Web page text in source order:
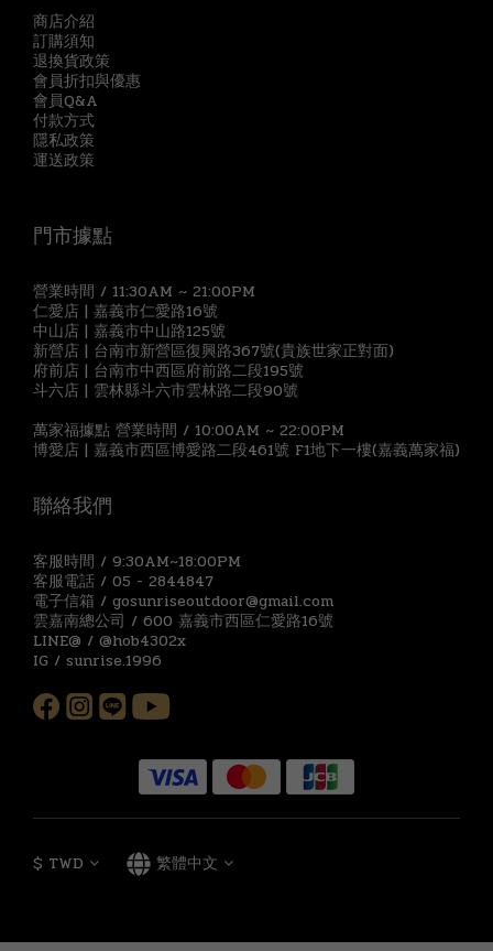
商店介紹
訂購須知
退換貨政策
會員折扣與優惠
會員Q&A
付款方式
隱私政策
運送政策
門市據點
營業時間 / 11:30AM ~ 21:00PM
仁愛店 | 嘉義市仁愛路16號
中山店 | 嘉義市中山路125號
新營店 | 台南市新營區復興路367號(貴族世家正對面)
府前店 | 台南市中西區府前路二段195號
斗六店 | 雲林縣斗六市雲林路二段90號
萬家福據點 營業時間 / 10:00AM ~ 22:00PM
博愛店 | 嘉義市西區博愛路二段461號 F1地下一樓(嘉義萬家福)
聯絡我們
客服時間 / 9:30AM~18:00PM
客服電話 / 05 - 2844847
電子信箱 / gosunriseoutdoor@gmail.com
雲嘉南總公司 / 600 嘉義市西區仁愛路16號
LINE@ / @hob4302x
IG / sunrise.1996
$ TWD 繁體中文